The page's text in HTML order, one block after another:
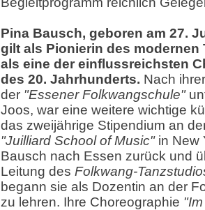
Pina Bausch, geboren am 27.
gilt als Pionierin des modernen
als eine der einflussreichsten
des 20. Jahrhunderts. Nach
der "Essener Folkwangschule"
Joos, war eine weitere wichtige
das zweijährige Stipendium an
"Juilliard School of Music"in New
Bausch nach Essen zurück und
Leitung des Folkwang-
begann sie als Dozentin an der
zu lehren. Ihre Choreographie